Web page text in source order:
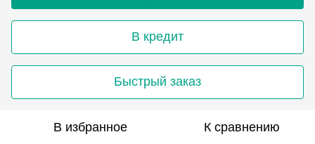
В кредит
Быстрый заказ
В избранное К сравнению